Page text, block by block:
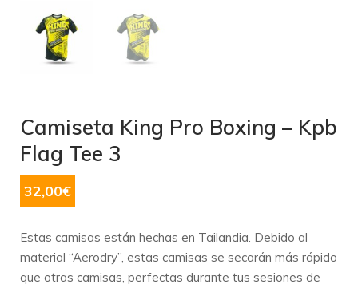
Camiseta King Pro Boxing – Kpb
Flag Tee 3
32,00€
Estas camisas están hechas en Tailandia. Debido al
material “Aerodry”, estas camisas se secarán más rápido
que otras camisas, perfectas durante tus sesiones de